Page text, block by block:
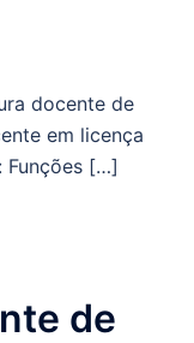
docente de
em licença
Funções […]
de